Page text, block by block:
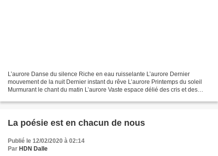
L’aurore Danse du silence Riche en eau ruisselante L’aurore Dernier
mouvement de la nuit Dernier instant du rêve L’aurore Printemps du soleil
Murmurant le chant du matin L’aurore Vaste espace délié des cris et des
La poésie est en chacun de nous
Publié le 12/02/2020 à 02:14
Par HDN Dalle